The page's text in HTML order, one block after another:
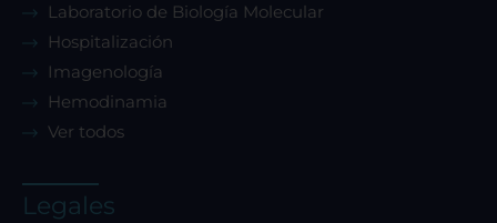
Laboratorio de Biología Molecular
Hospitalización
Imagenología
Hemodinamia
Ver todos
Legales